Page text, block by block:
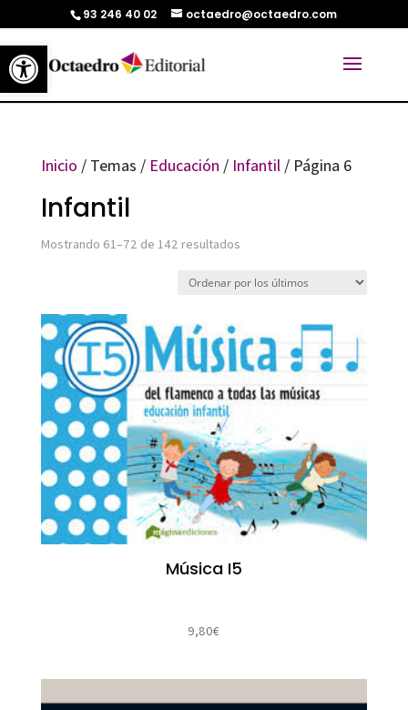
Abrir barra de herramientas
93 246 40 02 octaedro@octaedro.com
Inicio / Temas / Educación / Infantil/ Página 6
Infantil
Mostrando 61–72 de 142 resultadosOrdenado
Música I5
9,80€